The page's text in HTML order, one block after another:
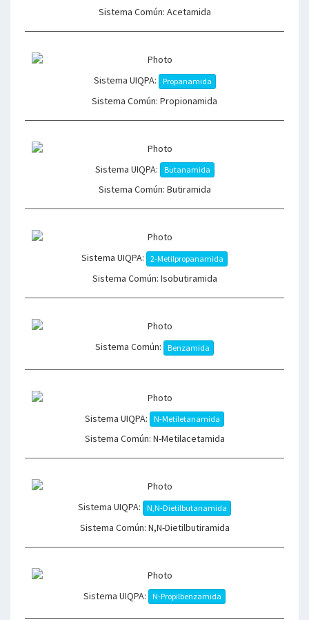
Sistema Común: Acetamida
Sistema UIQPA: Propanamida
Sistema Común: Propionamida
Sistema UIQPA: Butanamida
Sistema Común: Butiramida
Sistema UIQPA: 2-Metilpropanamida
Sistema Común: Isobutiramida
Sistema Común: Benzamida
Sistema UIQPA: N-Metiletanamida
Sistema Común: N-Metilacetamida
Sistema UIQPA: N,N-Dietilbutanamida
Sistema Común: N,N-Dietilbutiramida
Sistema UIQPA: N-Propilbenzamida